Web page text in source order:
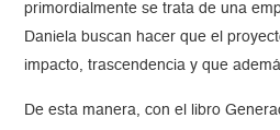
primordialmente se trata de una
Daniela buscan hacer que el
impacto, trascendencia y que
De esta manera, con el libro